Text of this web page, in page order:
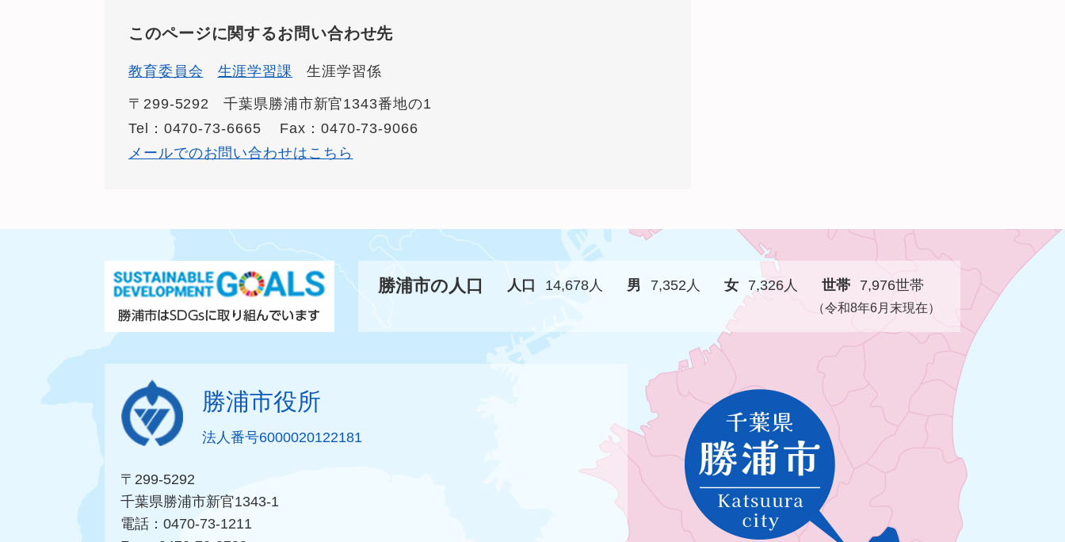
このページに関するお問い合わせ先
教育委員会 生涯学習課 生涯学習係
〒299-5292
千葉県勝浦市新官1343番地の1
Tel：0470-73-6665
Fax：0470-73-9066
メールでのお問い合わせはこちら
勝浦市の人口 人口 14,678人 男 7,352人 女 7,326人 世帯 7,976世帯
（令和8年6月末現在）
勝浦市役所
法人番号6000020122181
〒299-5292
千葉県勝浦市新官1343-1
電話：0470-73-1211